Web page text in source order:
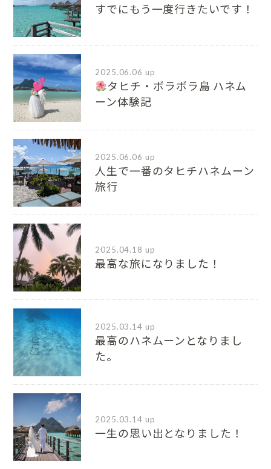
すでにもう一度行きたいです！
2025.06.06 up
タヒチ・ボラボラ島 ハネム
ーン体験記
2025.06.06 up
人生で一番のタヒチハネムーン
旅行
2025.04.18 up
最高な旅になりました！
2025.03.14 up
最高のハネムーンとなりまし
た。
2025.03.14 up
一生の思い出となりました！